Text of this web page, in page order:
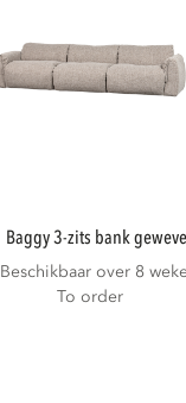
baggy 3-zits bank
Beschikbaar over 8
To order